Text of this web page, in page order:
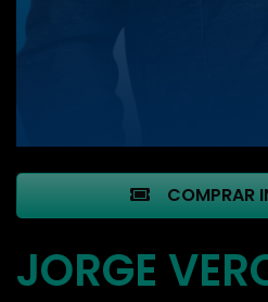
COMPRAR
JORGE